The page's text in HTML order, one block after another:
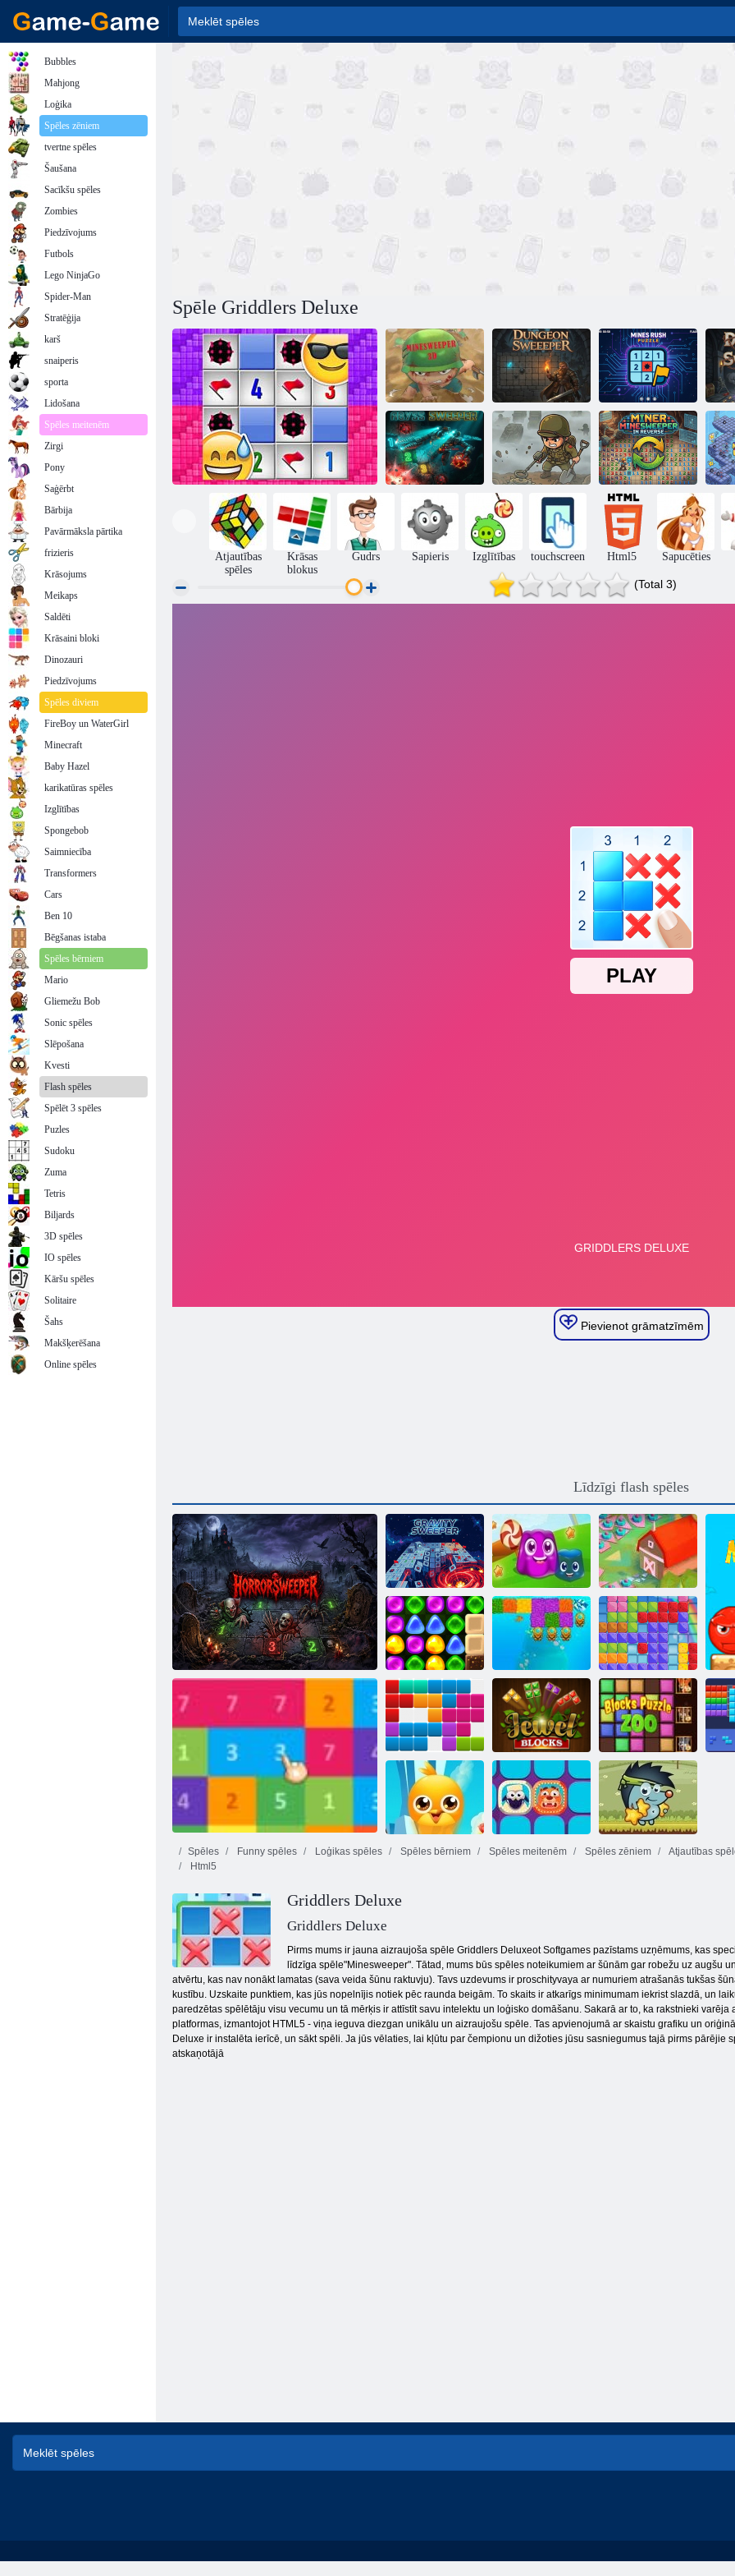
Spēle Griddlers Deluxe
Minesweeper 3d
Dungeon
Sweeper
Mīklu steigas
mīkla
Abyss Sweeper
Mīnu kuģu
atklāšana
Kalnraču mīnu
meklētājs
atpakaļgaitā
Atjautības
spēles
Krāsas
blokus
Gudrs Sapieris Izglītības touchscreen Html5 Sapucēties
(Total 3)
Pievienot grāmatzīmēm
Līdzīgi flash spēles
Šausmu Slaucītājs
Gravitācijas
tīrītājs
Pudiņa zeme 2020! Pārlādēts
Atpakaļ uz
Candyland 4:
Lollipop Garden
Fancy nirējs
Apvienot 10
Gumijas bloki
10x10 bloku
mīkla
Dārglietu bloki
Bloķē Puzzle
Zoo
Spēles Funny spēles Loģikas spēles Spēles bērniem Spēles meitenēm Spēles zēniem Atjautības
Html5
Griddlers Deluxe
Griddlers Deluxe
Pirms mums ir jauna aizraujoša spēle Griddlers Deluxeot Softgames pazīstams uzņēmums, kas
līdzīga spēle"Minesweeper". Tātad, mums būs spēles noteikumiem ar šūnām gar robežu uz augšu
atvērtu, kas nav nonākt lamatas (sava ​​veida šūnu raktuvju). Tavs uzdevums ir proschityvaya ar numuriem atrašanās tukšas
kustību. Uzskaite punktiem, kas jūs nopelnījis notiek pēc raunda beigām. To skaits ir atkarīgs minimumam iekrist slazdā, un
paredzētas spēlētāju visu vecumu un tā mērķis ir attīstīt savu intelektu un loģisko domāšanu. Sakarā ar to, ka rakstnieki
platformas, izmantojot HTML5 - viņa ieguva diezgan unikālu un aizraujošu spēle. Tas apvienojumā ar skaistu grafiku un
Deluxe ir instalēta ierīcē, un sākt spēli. Ja jūs vēlaties, lai kļūtu par čempionu un dižoties jūsu sasniegumus tajā pirms
atskaņotājā
Bubbles
Mahjong
Loģika
Spēles zēniem
tvertne spēles
Šaušana
Sacīkšu spēles
Zombies
Piedzīvojums
Futbols
Lego NinjaGo
Spider-Man
Stratēģija
karš
snaiperis
sporta
Lidošana
Spēles meitenēm
Zirgi
Pony
Saģērbt
Bārbija
Pavārmāksla pārtika
frizieris
Krāsojums
Meikaps
Saldēti
Krāsaini bloki
Dinozauri
Piedzīvojums
Spēles diviem
FireBoy un WaterGirl
Minecraft
Baby Hazel
karikatūras spēles
Izglītības
Spongebob
Saimniecība
Transformers
Cars
Ben 10
Bēgšanas istaba
Spēles bērniem
Mario
Gliemežu Bob
Sonic spēles
Slēpošana
Kvesti
Flash spēles
Spēlēt 3 spēles
Puzles
Sudoku
Zuma
Tetris
Biljards
3D spēles
IO spēles
Kāršu spēles
Solitaire
Šahs
Makšķerēšana
Online spēles